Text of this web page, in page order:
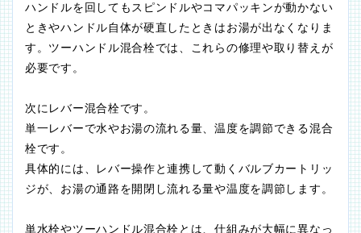
ハンドルを回してもスピンドルやコマパッキンが動かない
ときやハンドル自体が硬直したときはお湯が出なくなりま
す。ツーハンドル混合栓では、これらの修理や取り替えが
必要です。
次にレバー混合栓です。
単一レバーで水やお湯の流れる量、温度を調節できる混合
栓です。
具体的には、レバー操作と連携して動くバルブカートリッ
ジが、お湯の通路を開閉し流れる量や温度を調節します。
単水栓やツーハンドル混合栓とは、仕組みが大幅に異なっ